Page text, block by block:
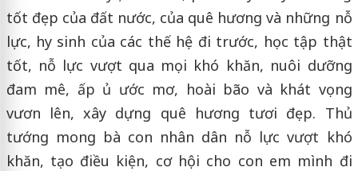
tốt đẹp của đất nước, của quê hương và những nỗ
lực, hy sinh của các thế hệ đi trước, học tập thật
tốt, nỗ lực vượt qua mọi khó khăn, nuôi dưỡng
đam mê, ấp ủ ước mơ, hoài bão và khát vọng
vươn lên, xây dựng quê hương tươi đẹp. Thủ
tướng mong bà con nhân dân nỗ lực vượt khó
khăn, tạo điều kiện, cơ hội cho con em mình đi